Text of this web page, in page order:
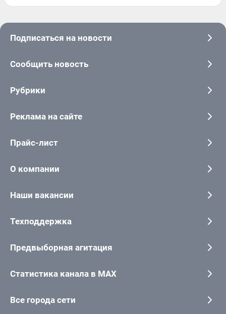
Подписаться на новости
Сообщить новость
Рубрики
Реклама на сайте
Прайс-лист
О компании
Наши вакансии
Техподдержка
Предвыборная агитация
Статистика канала в MAX
Все города сети